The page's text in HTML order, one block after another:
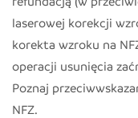
laserowej korekcji
korekta wzroku na
operacji usunięcia
Poznaj
NFZ.